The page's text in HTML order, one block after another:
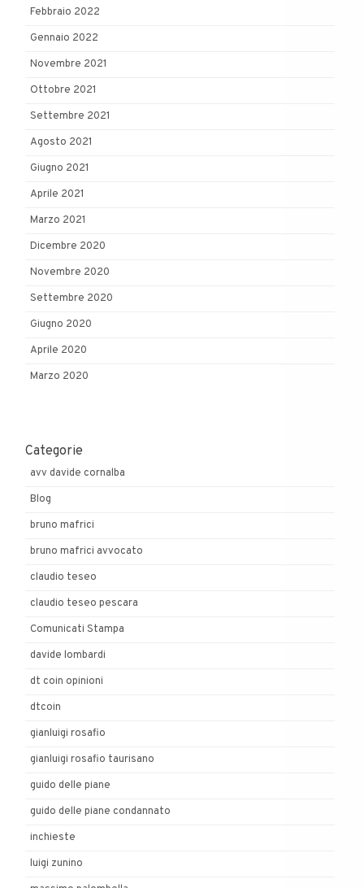
Febbraio 2022
Gennaio 2022
Novembre 2021
Ottobre 2021
Settembre 2021
Agosto 2021
Giugno 2021
Aprile 2021
Marzo 2021
Dicembre 2020
Novembre 2020
Settembre 2020
Giugno 2020
Aprile 2020
Marzo 2020
Categorie
avv davide cornalba
Blog
bruno mafrici
bruno mafrici avvocato
claudio teseo
claudio teseo pescara
Comunicati Stampa
davide lombardi
dt coin opinioni
dtcoin
gianluigi rosafio
gianluigi rosafio taurisano
guido delle piane
guido delle piane condannato
inchieste
luigi zunino